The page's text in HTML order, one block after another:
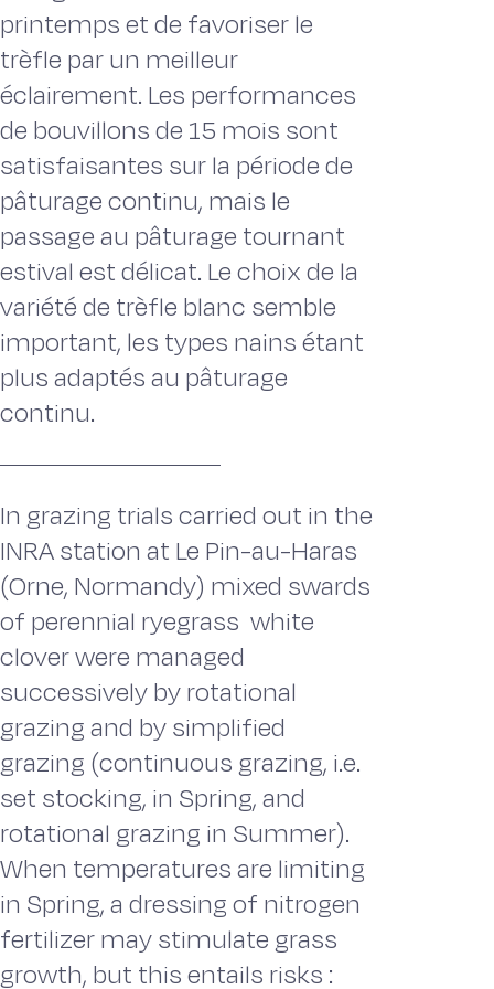
printemps et de favoriser le
trèfle par un meilleur
éclairement. Les performances
de bouvillons de 15 mois sont
satisfaisantes sur la période de
pâturage continu, mais le
passage au pâturage tournant
estival est délicat. Le choix de la
variété de trèfle blanc semble
important, les types nains étant
plus adaptés au pâturage
continu.
In grazing trials carried out in the
INRA station at Le Pin-au-Haras
(Orne, Normandy) mixed swards
of perennial ryegrass  white
clover were managed
successively by rotational
grazing and by simplified
grazing (continuous grazing, i.e.
set stocking, in Spring, and
rotational grazing in Summer).
When temperatures are limiting
in Spring, a dressing of nitrogen
fertilizer may stimulate grass
growth, but this entails risks :